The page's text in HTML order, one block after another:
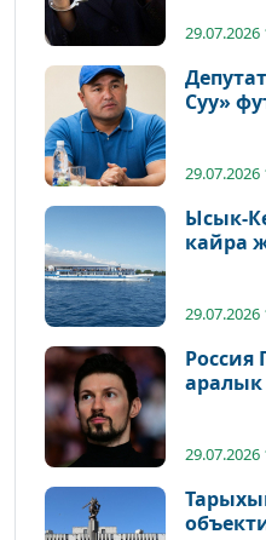
29.07.2026
Суу»
29.07.2026
Ысык-
кайра
29.07.2026
Россия
29.07.2026